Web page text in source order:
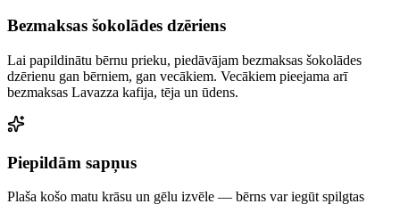
Bezmaksas šokolādes dzēriens
Lai papildinātu bērnu prieku, piedāvājam bezmaksas šokolādes
dzērienu gan bērniem, gan vecākiem. Vecākiem pieejama arī
bezmaksas Lavazza kafija, tēja un ūdens.
Piepildām sapņus
Plaša košo matu krāsu un gēlu izvēle — bērns var iegūt spilgtas